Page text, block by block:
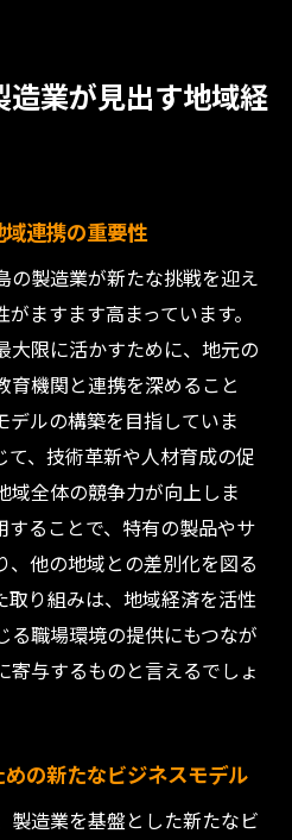
業が見出す地域経
連携の重要性
の製造業が新たな挑戦を迎え
ますます高まっています。
大限に活かすために、地元の
機関と連携を深めること
デルの構築を目指していま
、技術革新や人材育成の促
域全体の競争力が向上しま
することで、特有の製品やサ
、他の地域との差別化を図る
取り組みは、地域経済を活性
る職場環境の提供にもつなが
寄与するものと言えるでしょ
の新たなビジネスモデル
製造業を基盤とした新たなビ